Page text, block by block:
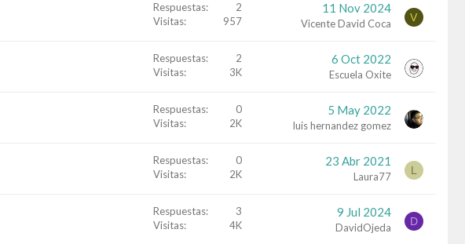
Respuestas
2
Visitas
957
11 Nov 2024
Vicente David Coca V
Respuestas
2
Visitas
3K
6 Oct 2022
Escuela Oxite
Respuestas
0
Visitas
2K
5 May 2022
luis hernandez gomez
Respuestas
0
Visitas
2K
23 Abr 2021
Laura77 L
Respuestas
3
Visitas
4K
9 Jul 2024
DavidOjeda D